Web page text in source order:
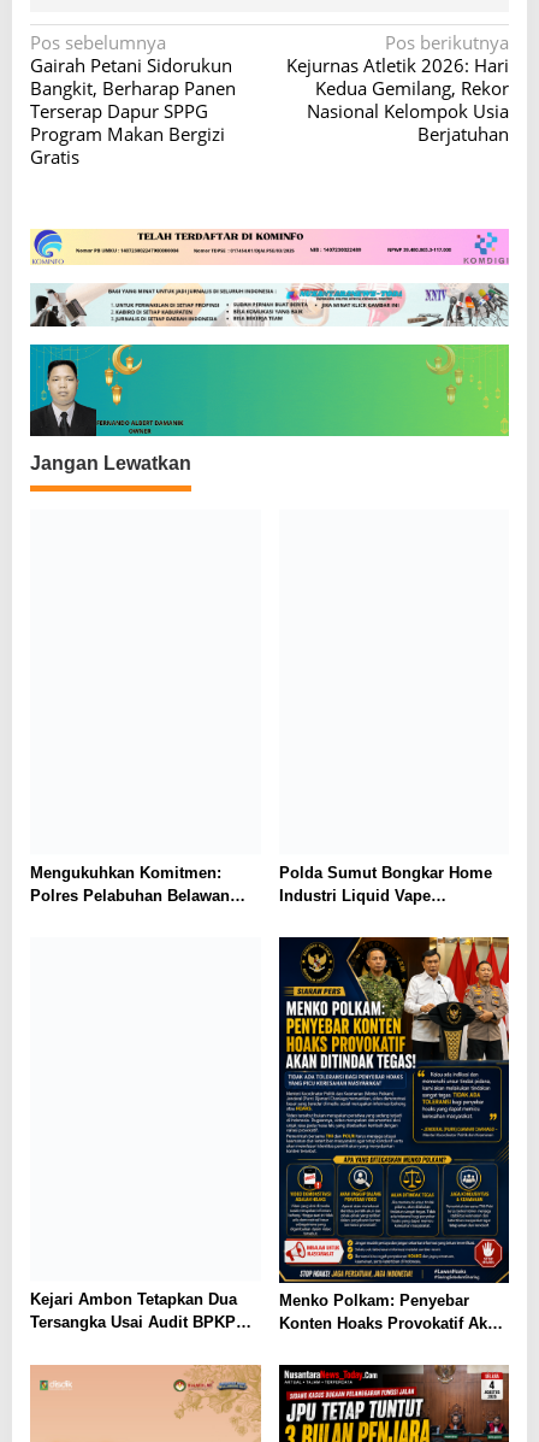
N
a
v
i
s
i
p
o
s
Pos sebelumnya
Gairah Petani Sidorukun
Bangkit, Berharap Panen
Terserap Dapur SPPG
Program Makan Bergizi
Gratis
Pos berikutnya
Kejurnas Atletik 2026: Hari
Kedua Gemilang, Rekor
Nasional Kelompok Usia
Berjatuhan
Jangan Lewatkan
Mengukuhkan Komitmen:
Polres Pelabuhan Belawan
Polda Sumut Bongkar Home
Industri Liquid Vape
Diduga dari Kamboja
Kejari Ambon Tetapkan Dua
Tersangka Usai Audit BPKP
Rp18,97 Miliar di PT Dok
Waiame
Menko Polkam: Penyebar
Konten Hoaks Provokatif Akan